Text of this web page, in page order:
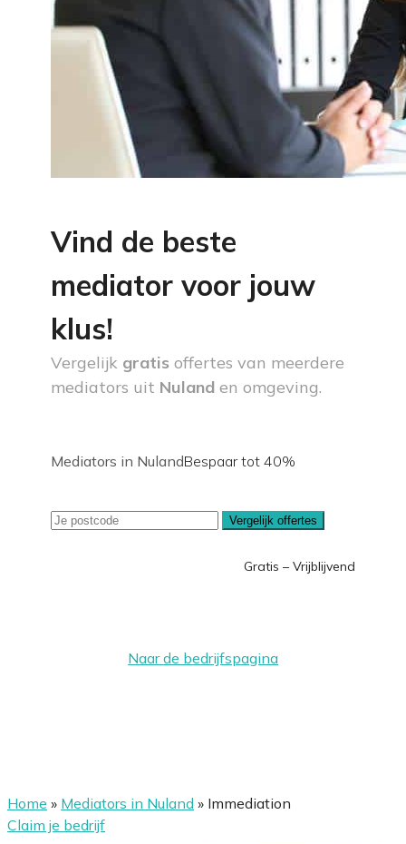
Vind de beste
mediator voor jouw
klus!
Vergelijk gratis offertes van meerdere
mediators uit Nuland en omgeving.
Mediators in NulandBespaar tot 40%
Vergelijk offertes
Gratis – Vrijblijvend
Naar de bedrijfspagina
Home » Mediators in Nuland » Immediation
Claim je bedrijf